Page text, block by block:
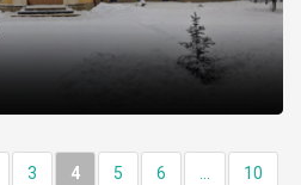
3 4 5 6 ... 10